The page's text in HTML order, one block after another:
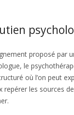
proposé
le
où l’on peut
les sources